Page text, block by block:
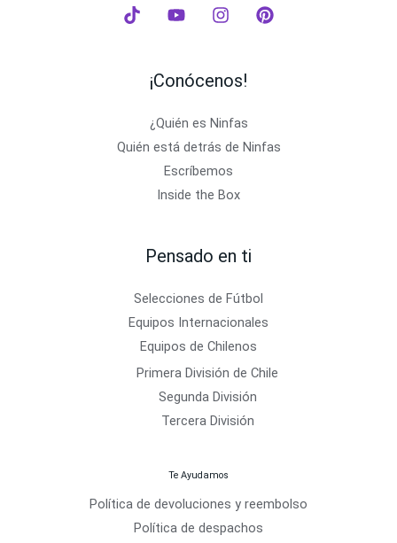
¡Conócenos!
¿Quién es Ninfas
Quién está detrás de Ninfas
Escríbemos
Inside the Box
Pensado en ti
Selecciones de Fútbol
Equipos Internacionales
Equipos de Chilenos
Primera División de Chile
Segunda División
Tercera División
Te Ayudamos
Política de devoluciones y reembolso
Política de despachos